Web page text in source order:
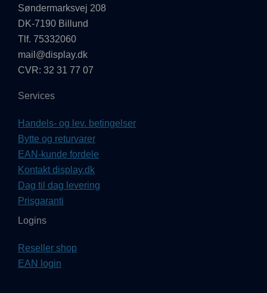
Søndermarksvej 208
DK-7190 Billund
Tlf. 75332060
mail@display.dk
CVR: 32 31 77 07
Services
Handels- og lev. betingelser
Bytte og returvarer
EAN-kunde fordele
Kontakt display.dk
Dag til dag levering
Prisgaranti
Logins
Reseller shop
EAN login